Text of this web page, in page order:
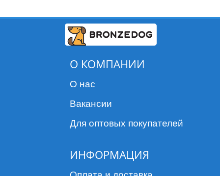
легкими, прочными и надежными. Высококачественный
нейлон, из которого изготовлены ошейники и другие виды
амуниции не теряет цвет при стирке и не выгорает на солнце.
ошейники, которые укомплектованы прочной
возможностью нанесения гравировки. Вы можете
питомца, номера телефонов или другие контактные данные.
надежным фиксатором.
дизайна, цвета и размера, подобрав к нему соответствующий
О КОМПАНИИ
О нас
Вакансии
Для оптовых покупателей
ИНФОРМАЦИЯ